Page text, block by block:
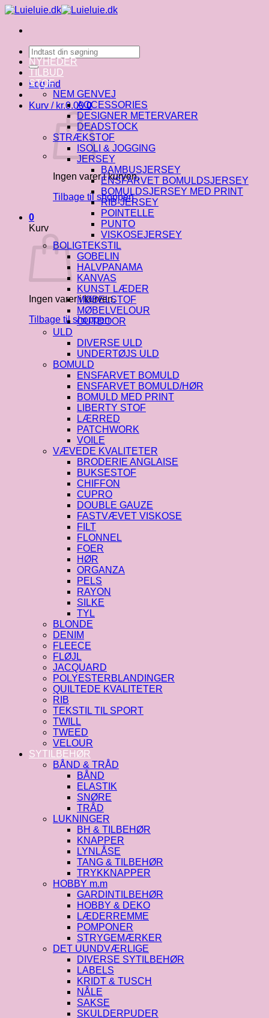
Fortsæt
indhold
Søg
efter:
Log ind
Kurv / kr.0.00 0
Ingen varer i kurven.
Tilbage til shoppen
0
Kurv
Ingen varer i kurven.
Tilbage til shoppen
NYHEDER
TILBUD
STOF
NEM GENVEJ
ACCESSORIES
DESIGNER METERVARER
DEADSTOCK
STRÆKSTOF
ISOLI & JOGGING
JERSEY
BAMBUSJERSEY
ENSFARVET BOMULDSJERSEY
BOMULDSJERSEY MED PRINT
RIB-JERSEY
POINTELLE
PUNTO
VISKOSEJERSEY
BOLIGTEKSTIL
GOBELIN
HALVPANAMA
KANVAS
KUNST LÆDER
MØBELSTOF
MØBELVELOUR
OUTDOOR
ULD
DIVERSE ULD
UNDERTØJS ULD
BOMULD
ENSFARVET BOMULD
ENSFARVET BOMULD/HØR
BOMULD MED PRINT
LIBERTY STOF
LÆRRED
PATCHWORK
VOILE
VÆVEDE KVALITETER
BRODERIE ANGLAISE
BUKSESTOF
CHIFFON
CUPRO
DOUBLE GAUZE
FASTVÆVET VISKOSE
FILT
FLONNEL
FOER
HØR
ORGANZA
PELS
RAYON
SILKE
TYL
BLONDE
DENIM
FLEECE
FLØJL
JACQUARD
POLYESTERBLANDINGER
QUILTEDE KVALITETER
RIB
TEKSTIL TIL SPORT
TWILL
TWEED
VELOUR
SYTILBEHØR
BÅND & TRÅD
BÅND
ELASTIK
SNØRE
TRÅD
LUKNINGER
BH & TILBEHØR
KNAPPER
LYNLÅSE
TANG & TILBEHØR
TRYKKNAPPER
HOBBY m.m
GARDINTILBEHØR
HOBBY & DEKO
LÆDERREMME
POMPONER
STRYGEMÆRKER
DET UUNDVÆRLIGE
DIVERSE SYTILBEHØR
LABELS
KRIDT & TUSCH
NÅLE
SAKSE
SKULDERPUDER